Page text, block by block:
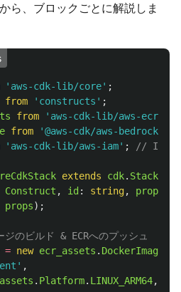
ら、ブロックごとに解説しま
' aws-cdk-lib/core' ;
from ' constructs ' ;
from ' aws-cdk-lib/aws-ecr-
from '@aws-cdk/aws-bedrock-
' aws-cdk-lib/aws-iam' ; // IAM権
extends cdk. Stack
Construct , id : string, props
props);
ビルド & ECRへのプッシュ
= new ecr_assets .
' ,
. Platform. LINUX_ARM64,